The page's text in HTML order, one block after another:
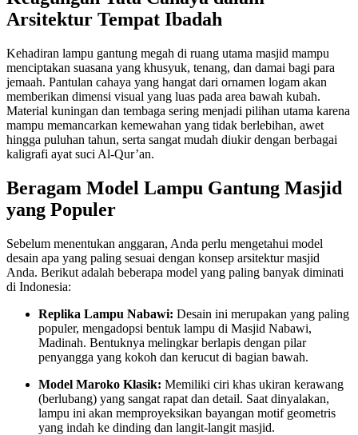
Arsitektur Tempat Ibadah
Kehadiran lampu gantung megah di ruang utama masjid mampu
menciptakan suasana yang khusyuk, tenang, dan damai bagi para
jemaah. Pantulan cahaya yang hangat dari ornamen logam akan
memberikan dimensi visual yang luas pada area bawah kubah.
Material kuningan dan tembaga sering menjadi pilihan utama karena
mampu memancarkan kemewahan yang tidak berlebihan, awet
hingga puluhan tahun, serta sangat mudah diukir dengan berbagai
kaligrafi ayat suci Al-Qur’an.
Beragam Model Lampu Gantung Masjid
yang Populer
Sebelum menentukan anggaran, Anda perlu mengetahui model
desain apa yang paling sesuai dengan konsep arsitektur masjid
Anda. Berikut adalah beberapa model yang paling banyak diminati
di Indonesia:
Replika Lampu Nabawi: Desain ini merupakan yang paling
populer, mengadopsi bentuk lampu di Masjid Nabawi,
Madinah. Bentuknya melingkar berlapis dengan pilar
penyangga yang kokoh dan kerucut di bagian bawah.
Model Maroko Klasik: Memiliki ciri khas ukiran kerawang
(berlubang) yang sangat rapat dan detail. Saat dinyalakan,
lampu ini akan memproyeksikan bayangan motif geometris
yang indah ke dinding dan langit-langit masjid.